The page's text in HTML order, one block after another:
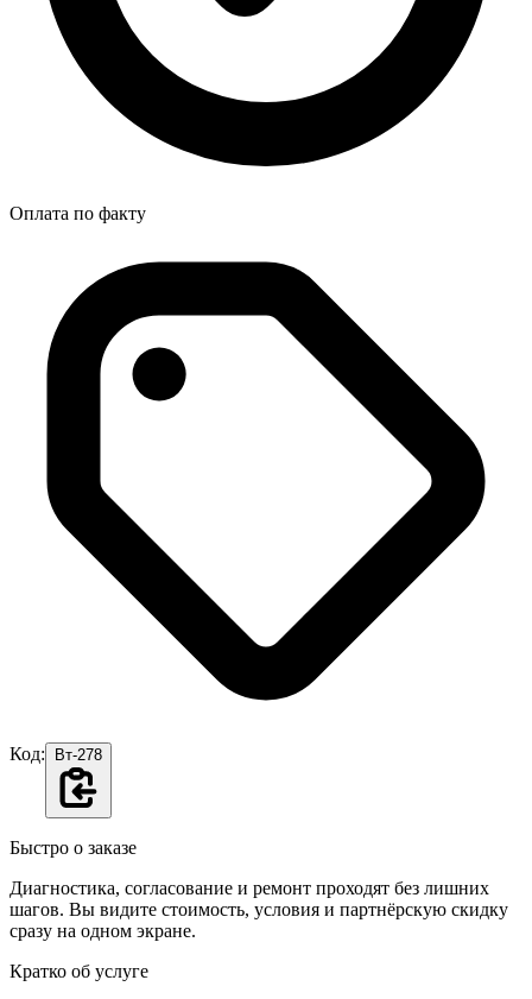
Оплата по факту
Код: Вт-278
Быстро о заказе
Диагностика, согласование и ремонт проходят без лишних
шагов. Вы видите стоимость, условия и партнёрскую скидку
сразу на одном экране.
Кратко об услуге